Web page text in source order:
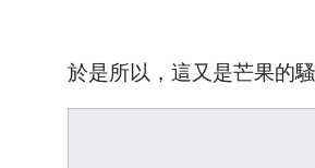
於是所以，這又是芒果的